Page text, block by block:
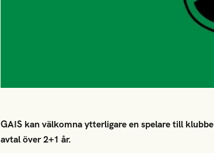
GAIS kan välkomna ytterligare en spelare till
avtal över 2+1 år.